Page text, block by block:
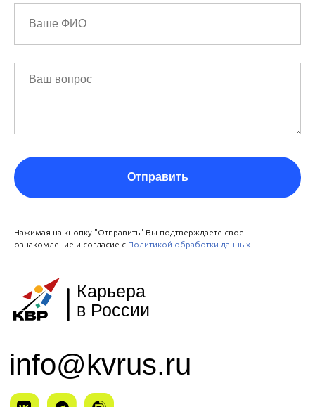
Отправить
Нажимая на кнопку "Отправить" Вы подтверждаете свое
ознакомление и согласие с Политикой обработки данных